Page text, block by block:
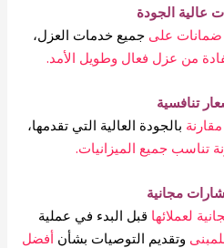
على جميع خدمات العزل،
من عزل فعال وطويل الأمد.
بالجودة العالية التي تقدمها،
تناسب جميع الميزانيات.
لعملائها قبل البدء في عملية
وتقديم التوصيات بشأن أفضل